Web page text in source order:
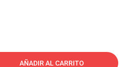
AÑADIR AL CARRITO